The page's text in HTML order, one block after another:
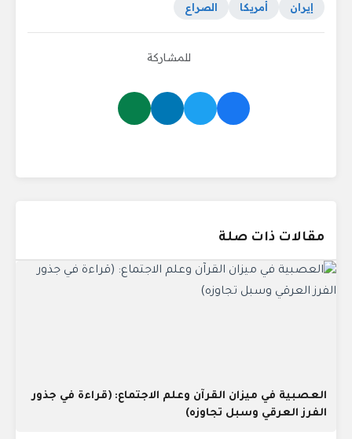
إيران أمريكا الصراع
للمشاركة
مقالات ذات صلة
العصبية في ميزان القرآن وعلم الاجتماع: (قراءة في جذور
الفرز العرقي وسبل تجاوزه)